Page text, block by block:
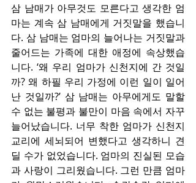
삼 남매가 아무것도 모른다고 생각한 엄
마는 계속 삼 남매에게 거짓말을 했습니
다. 삼 남매는 엄마의 늘어나는 거짓말과
줄어드는 가족에 대한 애정에 속상했습
니다. ‘왜 우리 엄마가 신천지에 간 것일
까? 왜 하필 우리 가정에 이런 일이 일어
난 것일까?’ 삼 남매는 아무에게도 말할
수 없는 불평과 불만이 마음 속에서 자꾸
늘어났습니다. 너무 착한 엄마가 신천지
교리에 세뇌되어 변했다고 생각하니 견
딜 수가 없었습니다. 엄마의 진실된 모습
과 사랑이 그리웠습니다. 그런 만큼 엄마